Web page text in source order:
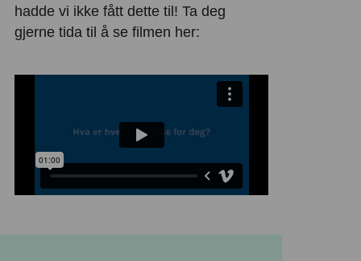
hadde vi ikke fått dette til! Ta deg
gjerne tida til å se filmen her: